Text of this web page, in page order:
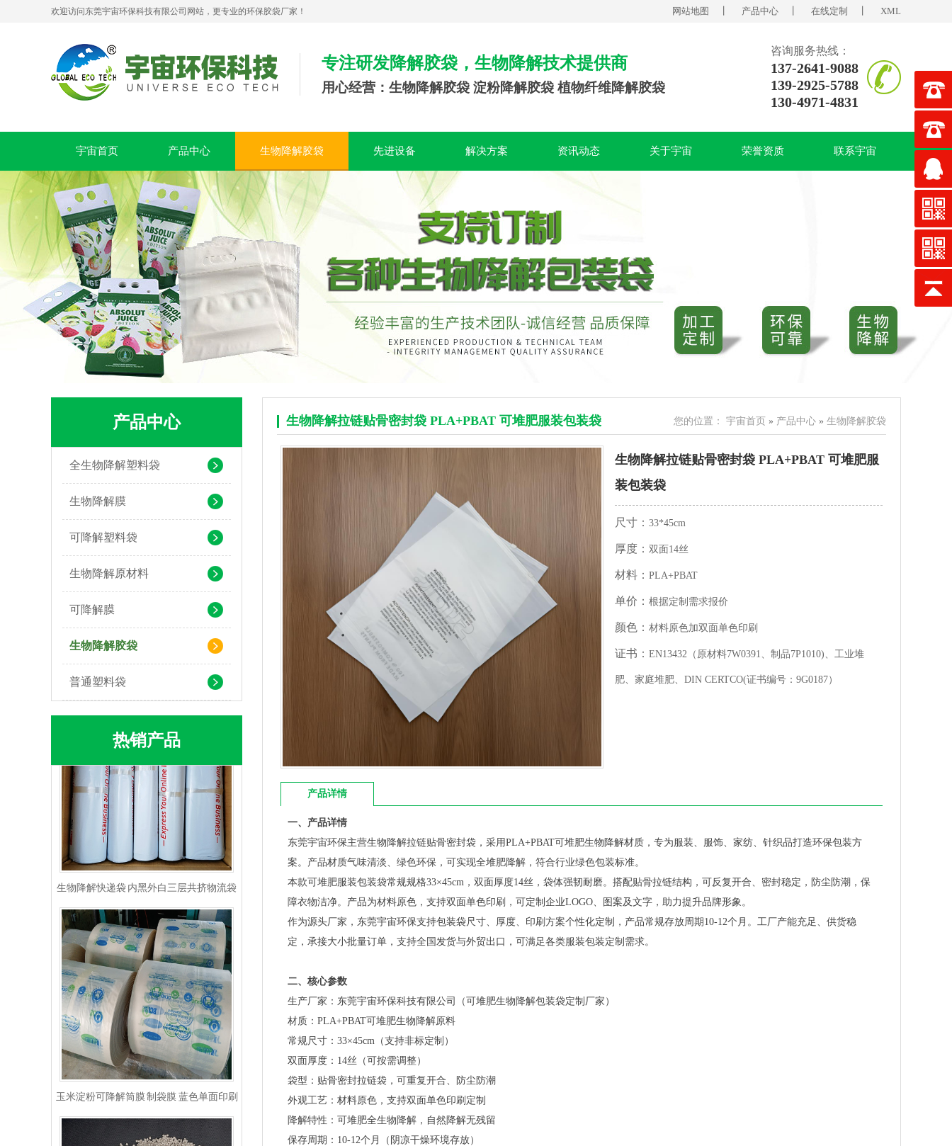
欢迎访问东莞宇宙环保科技有限公司网站，更专业的环保胶袋厂家！ 网站地图 产品中心 在线定制 XML
专注研发降解胶袋，生物降解技术提供商
用心经营：生物降解胶袋 淀粉降解胶袋 植物纤维降解胶袋
咨询服务热线：
137-2641-9088
139-2925-5788
130-4971-4831
宇宙首页 产品中心 生物降解胶袋 先进设备 解决方案 资讯动态 关于宇宙 荣誉资质 联系宇宙
产品中心
全生物降解塑料袋
生物降解膜
可降解塑料袋
生物降解原材料
可降解膜
生物降解胶袋
普通塑料袋
热销产品
可堆肥生物降解服装手挽袋 环保购物手提袋按需定制印刷
PLA+PBAT生物降解背心袋 快餐外卖打包袋
生物降解快递袋 内黑外白三层共挤物流袋
玉米淀粉可降解筒膜 制袋膜 蓝色单面印刷
生物降解拉链贴骨密封袋 PLA+PBAT 可堆肥服装包装袋 您的位置： 宇宙首页 » 产品中心 » 生物降解胶袋
生物降解拉链贴骨密封袋 PLA+PBAT 可堆肥服
装包装袋
尺寸： 33*45cm
厚度： 双面14丝
材料： PLA+PBAT
单价： 根据定制需求报价
颜色： 材料原色加双面单色印刷
证书： EN13432（原材料7W0391、制品7P1010)、工业堆
肥、家庭堆肥、DIN CERTCO(证书编号：9G0187）
产品详情
一、产品详情
东莞宇宙环保主营生物降解拉链贴骨密封袋，采用PLA+PBAT可堆肥生物降解材质，专为服装、服饰、家纺、针织品打造环保包装方
案。产品材质气味清淡、绿色环保，可实现全堆肥降解，符合行业绿色包装标准。
本款可堆肥服装包装袋常规规格33×45cm，双面厚度14丝，袋体强韧耐磨。搭配贴骨拉链结构，可反复开合、密封稳定，防尘防潮，保
障衣物洁净。产品为材料原色，支持双面单色印刷，可定制企业LOGO、图案及文字，助力提升品牌形象。
作为源头厂家，东莞宇宙环保支持包装袋尺寸、厚度、印刷方案个性化定制，产品常规存放周期10-12个月。工厂产能充足、供货稳
定，承接大小批量订单，支持全国发货与外贸出口，可满足各类服装包装定制需求。
二、核心参数
生产厂家：东莞宇宙环保科技有限公司（可堆肥生物降解包装袋定制厂家）
材质：PLA+PBAT可堆肥生物降解原料
常规尺寸：33×45cm（支持非标定制）
双面厚度：14丝（可按需调整）
袋型：贴骨密封拉链袋，可重复开合、防尘防潮
外观工艺：材料原色，支持双面单色印刷定制
降解特性：可堆肥全生物降解，自然降解无残留
保存周期：10-12个月（阴凉干燥环境存放）